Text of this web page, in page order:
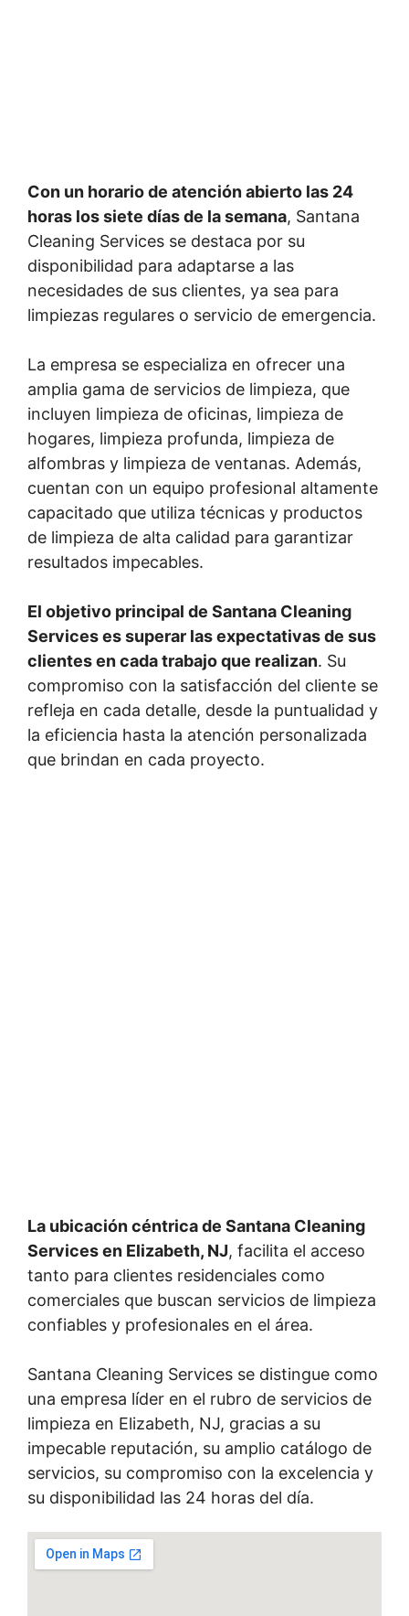
Con un horario de atención abierto las 24
horas los siete días de la semana, Santana
Cleaning Services se destaca por su
disponibilidad para adaptarse a las
necesidades de sus clientes, ya sea para
limpiezas regulares o servicio de emergencia.
La empresa se especializa en ofrecer una
amplia gama de servicios de limpieza, que
incluyen limpieza de oficinas, limpieza de
hogares, limpieza profunda, limpieza de
alfombras y limpieza de ventanas. Además,
cuentan con un equipo profesional altamente
capacitado que utiliza técnicas y productos
de limpieza de alta calidad para garantizar
resultados impecables.
El objetivo principal de Santana Cleaning
Services es superar las expectativas de sus
clientes en cada trabajo que realizan. Su
compromiso con la satisfacción del cliente se
refleja en cada detalle, desde la puntualidad y
la eficiencia hasta la atención personalizada
que brindan en cada proyecto.
La ubicación céntrica de Santana Cleaning
Services en Elizabeth, NJ, facilita el acceso
tanto para clientes residenciales como
comerciales que buscan servicios de limpieza
confiables y profesionales en el área.
Santana Cleaning Services se distingue como
una empresa líder en el rubro de servicios de
limpieza en Elizabeth, NJ, gracias a su
impecable reputación, su amplio catálogo de
servicios, su compromiso con la excelencia y
su disponibilidad las 24 horas del día.